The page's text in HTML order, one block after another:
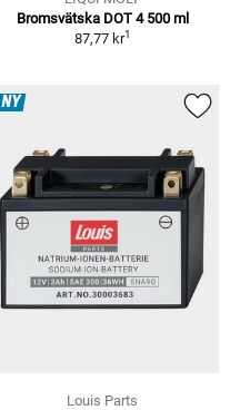
Bromsvätska DOT 4 500 ml
87,77 kr1
NY
Louis Parts